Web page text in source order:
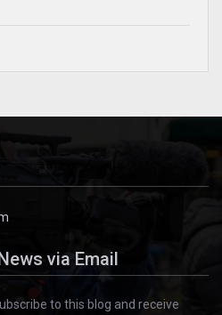
via Email
to this blog and receive